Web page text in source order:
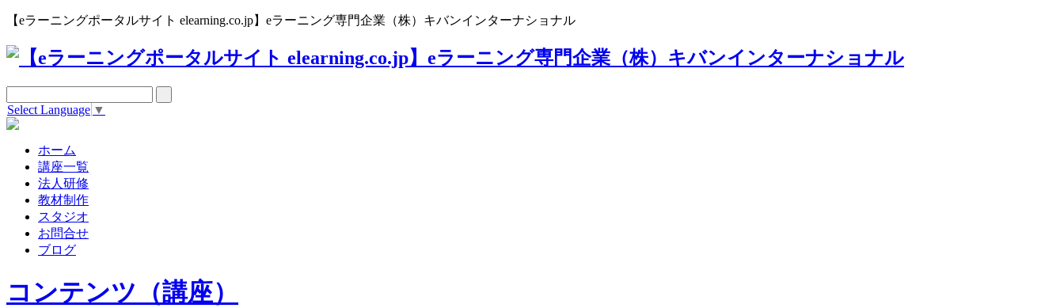
【eラーニングポータルサイト elearning.co.jp】eラーニング専門企業（株）キバンインターナショナル
Select Language ▼
ホーム
講座一覧
法人研修
教材制作
スタジオ
お問合せ
ブログ
コンテンツ（講座）